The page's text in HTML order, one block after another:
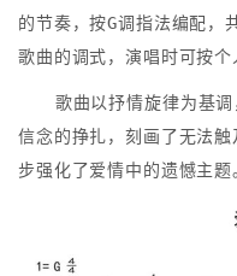
的节奏，按G调指法编配，
歌曲的调式，演唱时可按个
歌曲以抒情旋律为基
信念的挣扎，刻画了无法
步强化了爱情中的遗憾主题